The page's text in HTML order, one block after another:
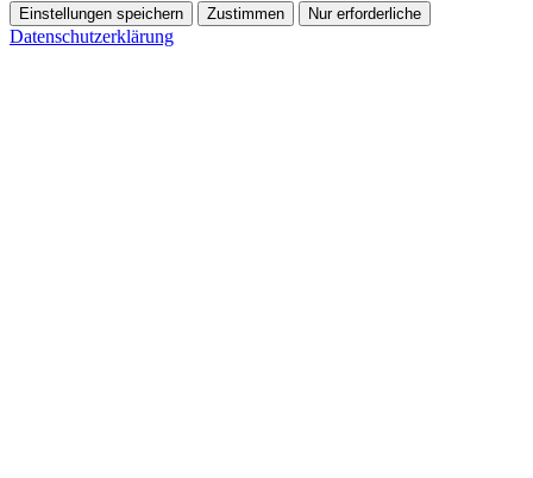
Einstellungen speichern Zustimmen Nur erforderliche
Datenschutzerklärung